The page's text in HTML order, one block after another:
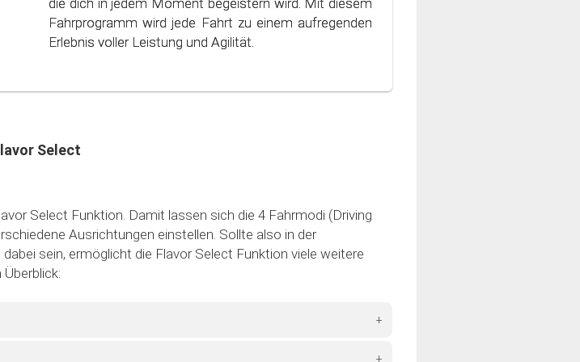
schonen. Steig ein in die Welt des bewussten und
sparsamen Fahrens!
Fahrprogramm wird jede Fahrt zu einem aufregenden
Erlebnis voller Leistung und Agilität.
Select
Select Funktion. Damit lassen sich die 4 Fahrmodi (Driving
Ausrichtungen einstellen. Sollte also in der
sein, ermöglicht die Flavor Select Funktion viele weitere
+
+